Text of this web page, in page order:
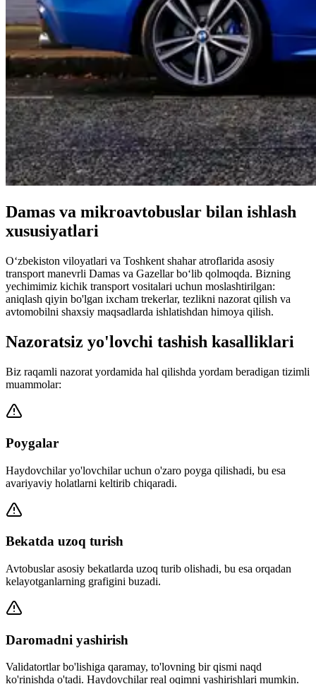
Damas va mikroavtobuslar bilan ishlash
xususiyatlari
O‘zbekiston viloyatlari va Toshkent shahar atroflarida asosiy
transport manevrli Damas va Gazellar bo‘lib qolmoqda. Bizning
yechimimiz kichik transport vositalari uchun moslashtirilgan:
aniqlash qiyin bo'lgan ixcham trekerlar, tezlikni nazorat qilish va
avtomobilni shaxsiy maqsadlarda ishlatishdan himoya qilish.
Nazoratsiz yo'lovchi tashish kasalliklari
Biz raqamli nazorat yordamida hal qilishda yordam beradigan tizimli
muammolar:
Poygalar
Haydovchilar yo'lovchilar uchun o'zaro poyga qilishadi, bu esa
avariyaviy holatlarni keltirib chiqaradi.
Bekatda uzoq turish
Avtobuslar asosiy bekatlarda uzoq turib olishadi, bu esa orqadan
kelayotganlarning grafigini buzadi.
Daromadni yashirish
Validatortlar bo'lishiga qaramay, to'lovning bir qismi naqd
ko'rinishda o'tadi. Haydovchilar real oqimni yashirishlari mumkin.